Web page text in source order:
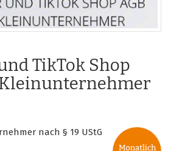
TikTok Shop
nach § 19 UStG